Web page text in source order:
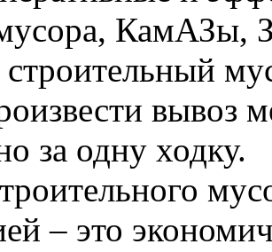
строительный
вывоз
за одну ходку.
– это